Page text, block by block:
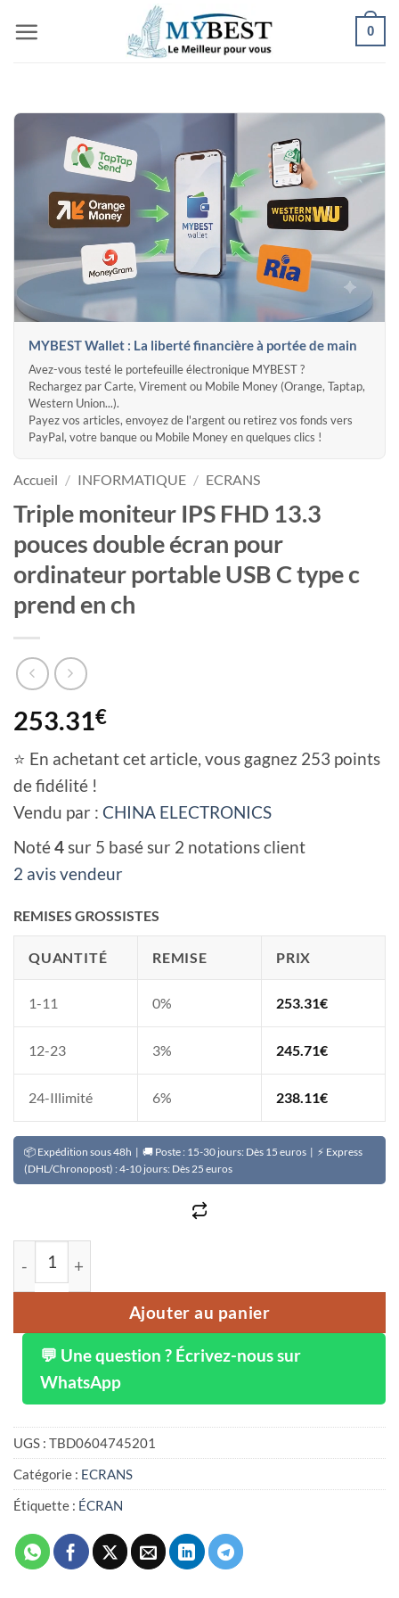
au
0
MYBEST Wallet : La liberté financière à portée de main
Avez-vous testé le portefeuille électronique MYBEST ?
Rechargez par Carte, Virement ou Mobile Money (Orange, Taptap,
Western Union...).
Payez vos articles, envoyez de l'argent ou retirez vos fonds vers
PayPal, votre banque ou Mobile Money en quelques clics !
Accueil / INFORMATIQUE / ECRANS
Triple moniteur IPS FHD 13.3
pouces double écran pour
ordinateur portable USB C type c
prend en ch
253.31€
⭐ En achetant cet article, vous gagnez 253 points
de fidélité !
Vendu par : CHINA ELECTRONICS
Noté4 sur 5 basé sur 2 notations client
2 avis vendeur
REMISES GROSSISTES
QUANTITÉ REMISE PRIX
1-11 0% 253.31€
12-23 3% 245.71€
24-Illimité 6% 238.11€
📦 Expédition sous 48h | 🚚 Poste : 15-30 jours: Dès 15 euros | ⚡ Express
(DHL/Chronopost) : 4-10 jours: Dès 25 euros
quantité de Triple moniteur IPS FHD 13.3 pouces
Ajouter au panier
💬 Une question ? Écrivez-nous sur
WhatsApp
UGS : TBD0604745201
Catégorie : ECRANS
Étiquette : ÉCRAN